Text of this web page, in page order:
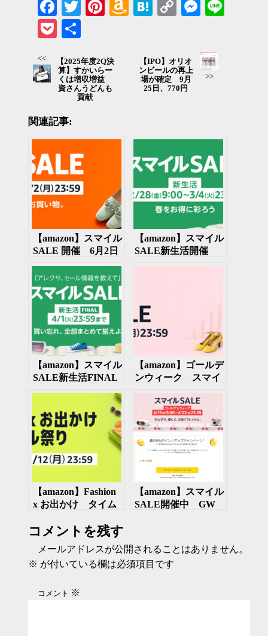
FacebookTwitter PinterestAmazonHatena
Copy
Messenger
Pocket
<<
【2025年度2Q決
算】すかいらー
くは増収増益
資さんうどんも
貢献
【IPO】オリオ
ンビールの再上
場が確定 9月
25日、770円
>>
関連記事:
【amazon】スマイル
SALE 開催 6月2日
タル製品、服や食料
もセール
【amazon】スマイル
SALE新生活開催
【amazon】スマイル
SALE新生活FINAL
【amazon】ゴールデ
ンウィーク スマイ
21日まで
【amazon】Fashion
x お出かけ タイム
5月12日まで
【amazon】スマイル
SALE開催中 GW
コメントを残す
メールアドレスが公開されることはありません。
※ が付いている欄は必須項目です
コメント ※